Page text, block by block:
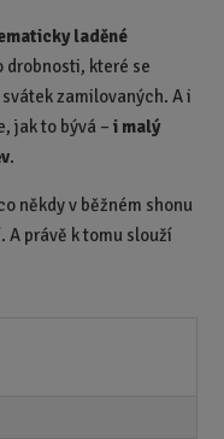
laděné
drobnosti, které se
zamilovaných. A i
jak to bývá – i malý
.
někdy v běžném shonu
A právě k tomu slouží